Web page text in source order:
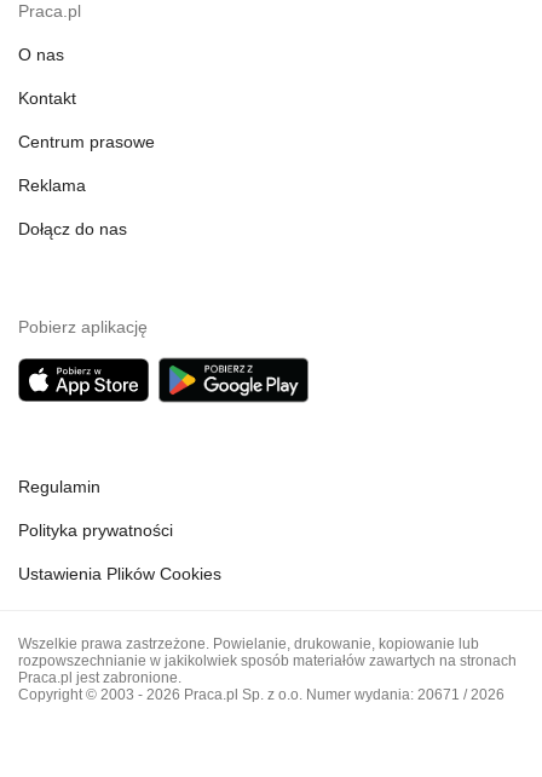
Praca.pl
O nas
Kontakt
Centrum prasowe
Reklama
Dołącz do nas
Pobierz aplikację
Regulamin
Polityka prywatności
Ustawienia Plików Cookies
Wszelkie prawa zastrzeżone. Powielanie, drukowanie, kopiowanie lub
rozpowszechnianie w jakikolwiek sposób materiałów zawartych na stronach
Praca.pl jest zabronione.
Copyright © 2003 - 2026 Praca.pl Sp. z o.o. Numer wydania: 20671 / 2026